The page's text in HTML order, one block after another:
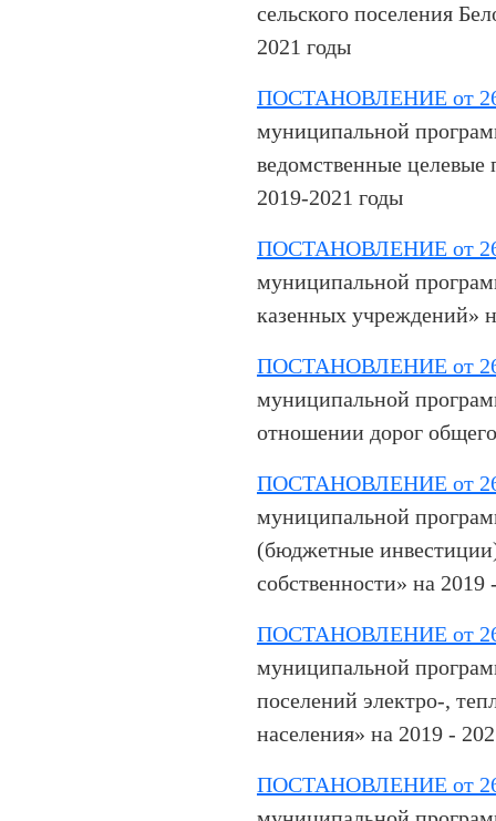
сельского поселения
2021 годы
ПОСТАНОВЛЕНИЕ от
муниципальной
ведомственные
2019-2021 годы
ПОСТАНОВЛЕНИЕ от
муниципальной
казенных учреждений»
ПОСТАНОВЛЕНИЕ от
муниципальной
отношении дорог
ПОСТАНОВЛЕНИЕ от
муниципальной
(бюджетные
собственности» на 2019
ПОСТАНОВЛЕНИЕ от
муниципальной
поселений электро-,
населения» на 2019 -
ПОСТАНОВЛЕНИЕ от